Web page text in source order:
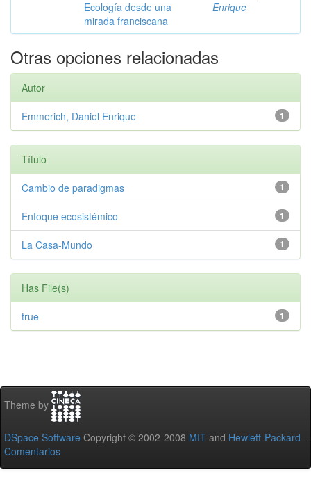
Ecología desde una
mirada franciscana
Enrique
Otras opciones relacionadas
Autor
1
Emmerich, Daniel Enrique
Título
1
Cambio de paradigmas
1
Enfoque ecosistémico
1
La Casa-Mundo
Has File(s)
1
true
Theme by
DSpace Software Copyright © 2002-2008 MIT and Hewlett-Packard -
Comentarios